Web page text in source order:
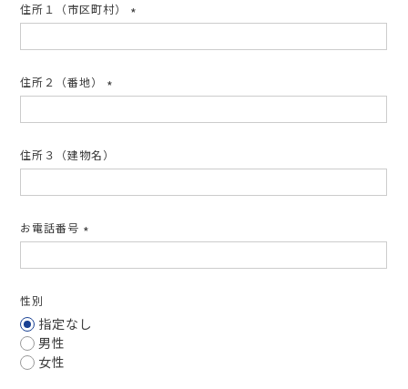
住所１（市区町村）
須)
住所２（番地）
須)
住所３（建物名）
お電話番号
須)
性別
指定なし
男性
女性